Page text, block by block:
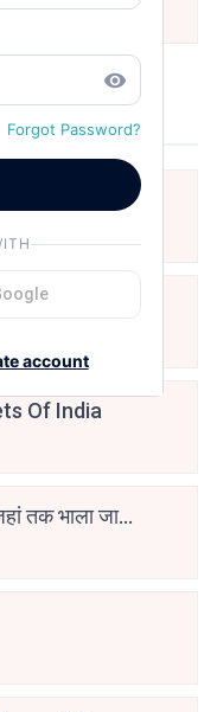
| Stay Home
Of India
तक भाला जाए:
remove_red_eye
Forgot Password?
account